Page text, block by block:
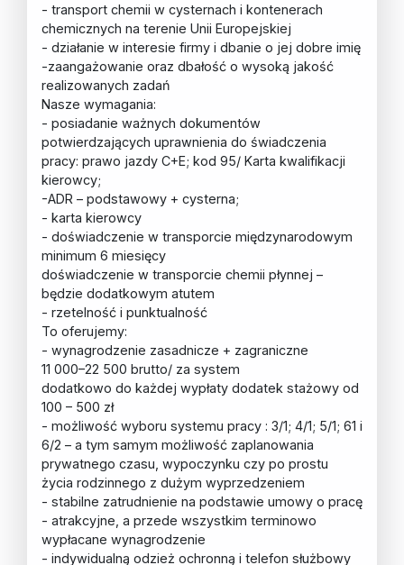
- transport chemii w cysternach i kontenerach
chemicznych na terenie Unii Europejskiej
- działanie w interesie firmy i dbanie o jej dobre imię
-zaangażowanie oraz dbałość o wysoką jakość
realizowanych zadań
Nasze wymagania:
- posiadanie ważnych dokumentów
potwierdzających uprawnienia do świadczenia
pracy: prawo jazdy C+E; kod 95/ Karta kwalifikacji
kierowcy;
-ADR – podstawowy + cysterna;
- karta kierowcy
- doświadczenie w transporcie międzynarodowym
minimum 6 miesięcy
doświadczenie w transporcie chemii płynnej –
będzie dodatkowym atutem
- rzetelność i punktualność
To oferujemy:
- wynagrodzenie zasadnicze + zagraniczne
11 000–22 500 brutto/ za system
dodatkowo do każdej wypłaty dodatek stażowy od
100 – 500 zł
- możliwość wyboru systemu pracy : 3/1; 4/1; 5/1; 61 i
6/2 – a tym samym możliwość zaplanowania
prywatnego czasu, wypoczynku czy po prostu
życia rodzinnego z dużym wyprzedzeniem
- stabilne zatrudnienie na podstawie umowy o pracę
- atrakcyjne, a przede wszystkim terminowo
wypłacane wynagrodzenie
- indywidualną odzież ochronną i telefon służbowy